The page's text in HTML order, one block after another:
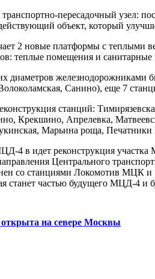
пересадочный узел:
объект, который
2 новые платформы с
теплые помещения и
диаметров
Санино), еще 7
станций:
Крекшино, Апрелевка,
Марьина роща,
4 в идет реконструкция участка
Центрального
со станциями Локомотив МЦК
станет частью будущего МЦД-4
на севере Москвы